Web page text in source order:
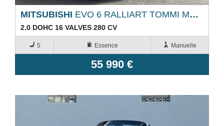
MITSUBISHI EVO 6 RALLIART TOMMI MAKINEN EDITION TME
2.0 DOHC 16 VALVES 280 CV
5 Essence Manuelle
55 990 €